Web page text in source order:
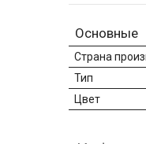
Основные
Страна
Тип
Цвет